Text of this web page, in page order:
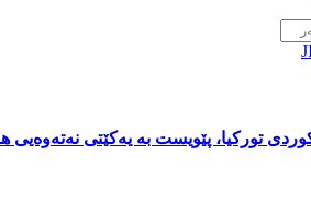
تورکیا، پێویست بە یەکێتی نەتەوەیی